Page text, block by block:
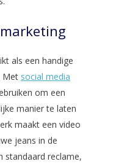
als een handige
Met social media
om een
manier te laten
maakt een video
jeans in de
standaard reclame,